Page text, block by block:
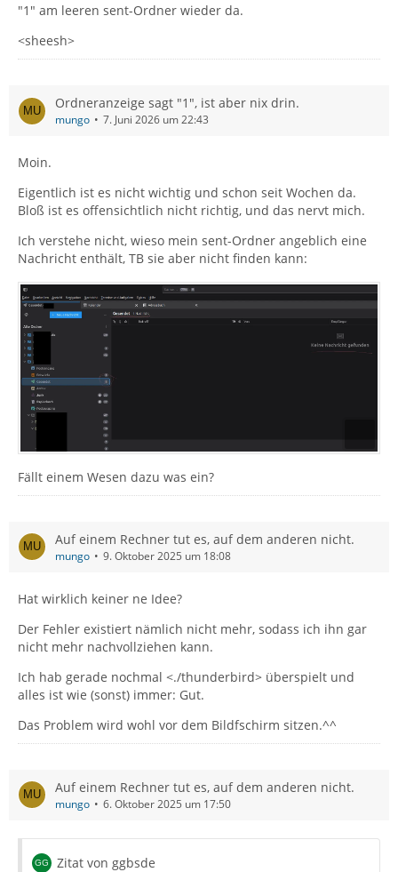
"1" am leeren sent-Ordner wieder da.
<sheesh>
Ordneranzeige sagt "1", ist aber nix drin.
mungo 7. Juni 2026 um 22:43
Moin.
Eigentlich ist es nicht wichtig und schon seit Wochen da.
Bloß ist es offensichtlich nicht richtig, und das nervt mich.
Ich verstehe nicht, wieso mein sent-Ordner angeblich eine
Nachricht enthält, TB sie aber nicht finden kann:
Fällt einem Wesen dazu was ein?
Auf einem Rechner tut es, auf dem anderen nicht.
mungo 9. Oktober 2025 um 18:08
Hat wirklich keiner ne Idee?
Der Fehler existiert nämlich nicht mehr, sodass ich ihn gar
nicht mehr nachvollziehen kann.
Ich hab gerade nochmal <./thunderbird> überspielt und
alles ist wie (sonst) immer: Gut.
Das Problem wird wohl vor dem Bildfschirm sitzen.^^
Auf einem Rechner tut es, auf dem anderen nicht.
mungo 6. Oktober 2025 um 17:50
Zitat von ggbsde